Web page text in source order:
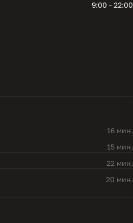
9:00 - 22:00
16 мин.
15 мин.
22 мин.
20 мин.